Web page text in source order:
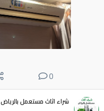
0
شراء اثاث مستعمل بالرياض 0554113614